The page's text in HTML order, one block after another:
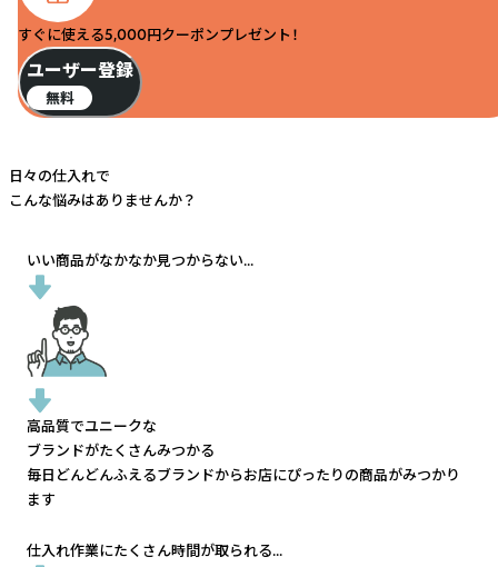
すぐに使える5,000円クーポンプレゼント！
ユーザー登録
無料
日々の仕入れで
こんな悩みはありませんか？
いい商品がなかなか見つからない...
高品質でユニークな
ブランドがたくさんみつかる
毎日どんどんふえるブランドからお店にぴったりの商品がみつかり
ます
仕入れ作業にたくさん時間が取られる...